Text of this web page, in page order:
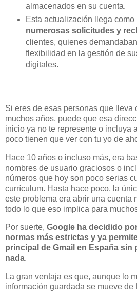
almacenados en su cuenta.
Esta actualización llega como
numerosas solicitudes y
clientes, quienes
flexibilidad en la gestión de
digitales.
Si eres de esas personas que lleva
muchos años, puede que esa
inicio ya no te represente o incluya
poco tienen que ver con tu yo de
Hace 10 años o incluso más, era
nombres de usuario graciosos o
números que hoy son poco serias
currículum. Hasta hace poco, la
este problema era abrir una cuenta
todo lo que eso implica para
Por suerte, Google ha decidido
normas más estrictas y ya
principal de Gmail en España sin
nada.
La gran ventaja es que, aunque lo
información guardada se mueve de